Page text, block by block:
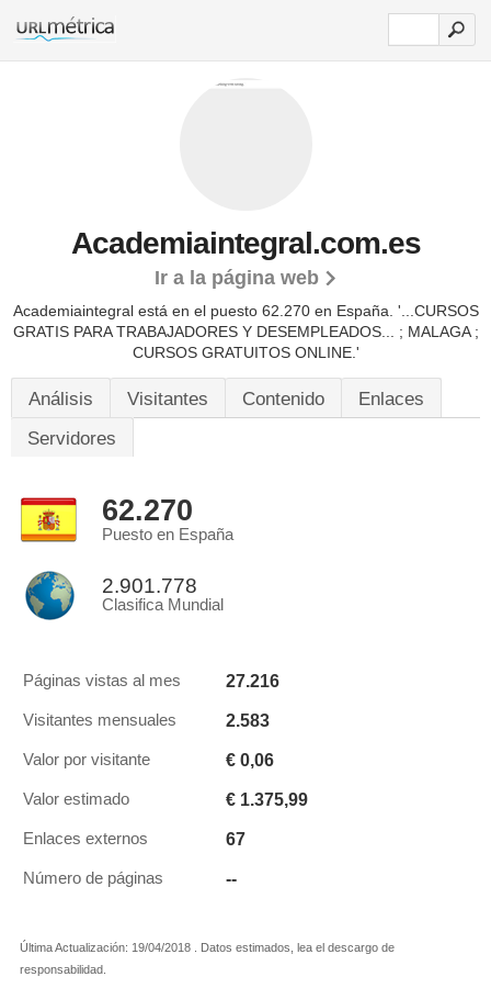
Academiaintegral.com.es
Ir a la página web
Academiaintegral está en el puesto 62.270 en España. '...CURSOS
GRATIS PARA TRABAJADORES Y DESEMPLEADOS... ; MALAGA ;
CURSOS GRATUITOS ONLINE.'
Análisis Visitantes Contenido
Enlaces
Servidores
62.270
Puesto en España
2.901.778
Clasifica Mundial
Páginas vistas al mes 27.216
Visitantes mensuales 2.583
Valor por visitante € 0,06
Valor estimado € 1.375,99
Enlaces externos 67
Número de páginas --
Última Actualización: 19/04/2018 . Datos estimados, lea el descargo de
responsabilidad.